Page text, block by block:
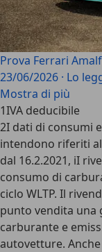
Prova Ferrari
23/06/2026 · Lo
Mostra di più
1IVA deducibile
2I dati di consumi
intendono riferiti al
dal 16.2.2021, iI
consumo di
ciclo WLTP. Il
punto vendita una
carburante e
autovetture.